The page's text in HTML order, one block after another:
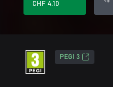
CHF 4.10
PEGI 3